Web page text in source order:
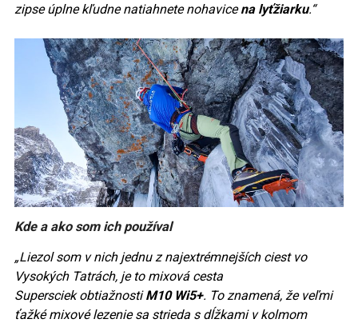
zipse úplne kľudne natiahnete nohavicena lyťžiarku.“
Kde a ako som ich používal
„Liezol som v nich jednu z najextrémnejších ciest vo
Vysokých Tatrách, je to mixová cesta
Supersciek obtiažnostiM10 Wi5+. To znamená, že veľmi
ťažké mixové lezenie sa strieda s dĺžkami v kolmom